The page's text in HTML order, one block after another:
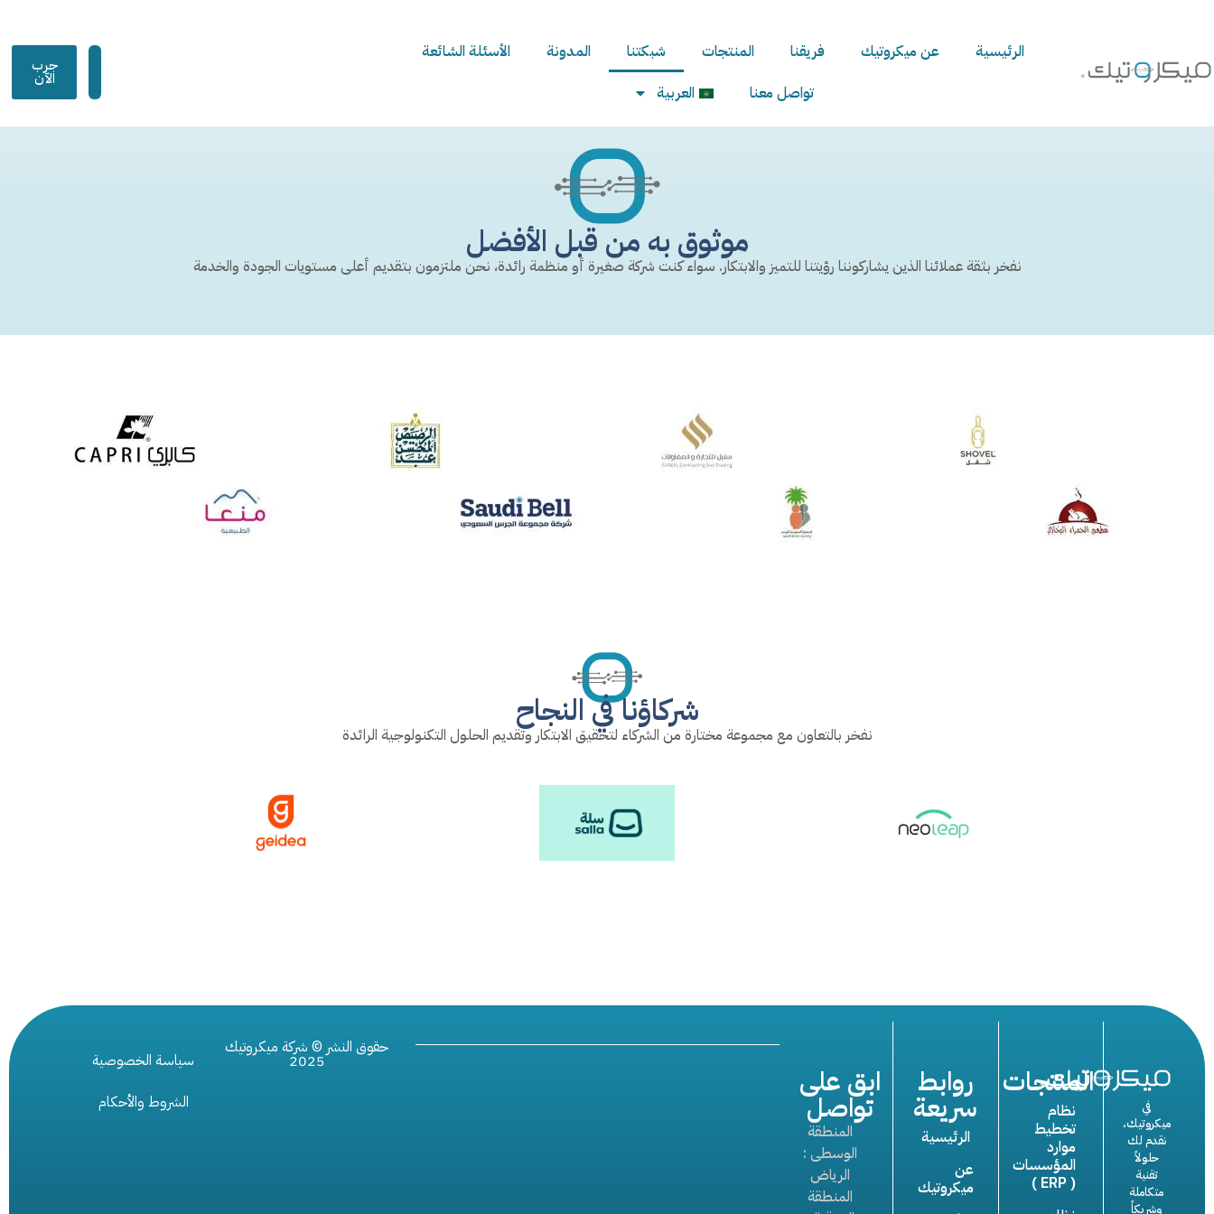
الرئيسية عن ميكروتيك فريقنا المنتجات شبكتنا المدونة
الأسئلة الشائعة
تواصل معنا
العربية
جرب
الآن
موثوق به من قبل الأفضل
نفخر بثقة عملائنا الذين يشاركوننا رؤيتنا للتميز والابتكار. سواء كنت شركة صغيرة أو منظمة رائدة، نحن ملتزمون بتقديم أعلى مستويات الجودة والخدمة
شركاؤنا في النجاح
نفخر بالتعاون مع مجموعة مختارة من الشركاء لتحقيق الابتكار وتقديم الحلول التكنولوجية الرائدة
في
ميكروتيك،
نقدم لك
حلولاً
تقنية
متكاملة
وشريكاً
المنتجات
نظام
تخطيط
موارد
المؤسسات
( ERP )
روابط
سريعة
الرئيسية
عن
ميكروتيك
ابق على
تواصل
المنطقة
الوسطى :
الرياض
المنطقة
حقوق النشر © شركة ميكروتيك
2025
سياسة الخصوصية
الشروط والأحكام